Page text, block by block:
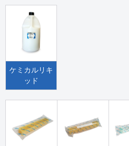
ケミカルリキ
ッド